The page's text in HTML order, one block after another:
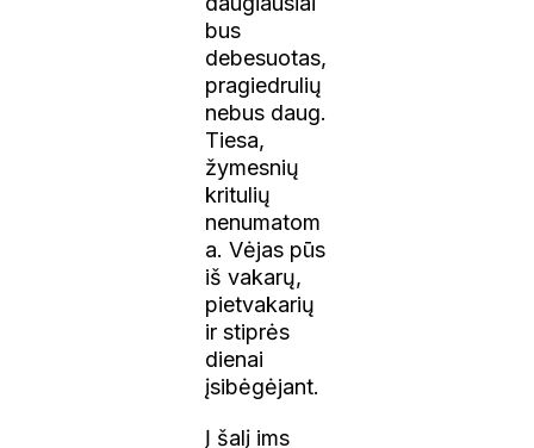
bus
debesuotas,
pragiedrulių
nebus daug.
Tiesa,
žymesnių
kritulių
nenumatom
a. Vėjas pūs
iš vakarų,
pietvakarių
ir stiprės
dienai
įsibėgėjant.
Į šalį ims